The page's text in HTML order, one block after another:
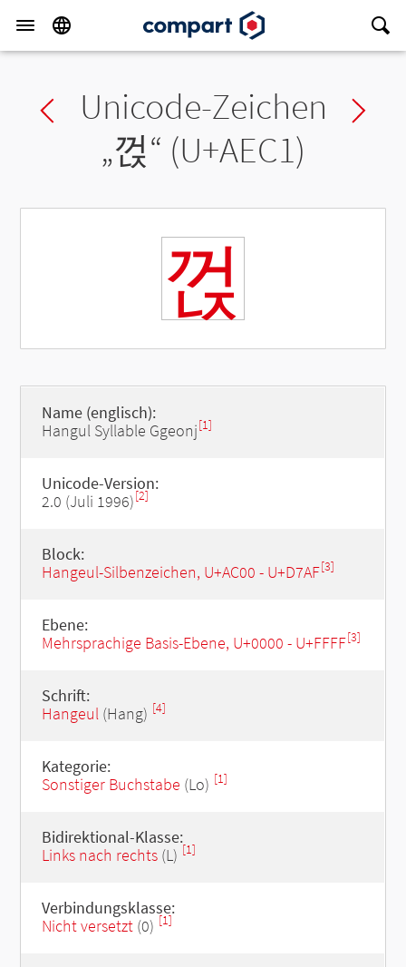
Previous char
Unicode-Zeichen
„껁“ (U+AEC1)
껁
Name (englisch):
Hangul Syllable Ggeonj[1]
Unicode-Version:
2.0 (Juli 1996)[2]
Block:
Hangeul-Silbenzeichen, U+AC00 - U+D7AF[3]
Ebene:
Mehrsprachige Basis-Ebene, U+0000 - U+FFFF[3]
Schrift:
Hangeul(Hang) [4]
Kategorie:
Sonstiger Buchstabe (Lo) [1]
Bidirektional-Klasse:
Links nach rechts(L) [1]
Verbindungsklasse:
Nicht versetzt(0) [1]